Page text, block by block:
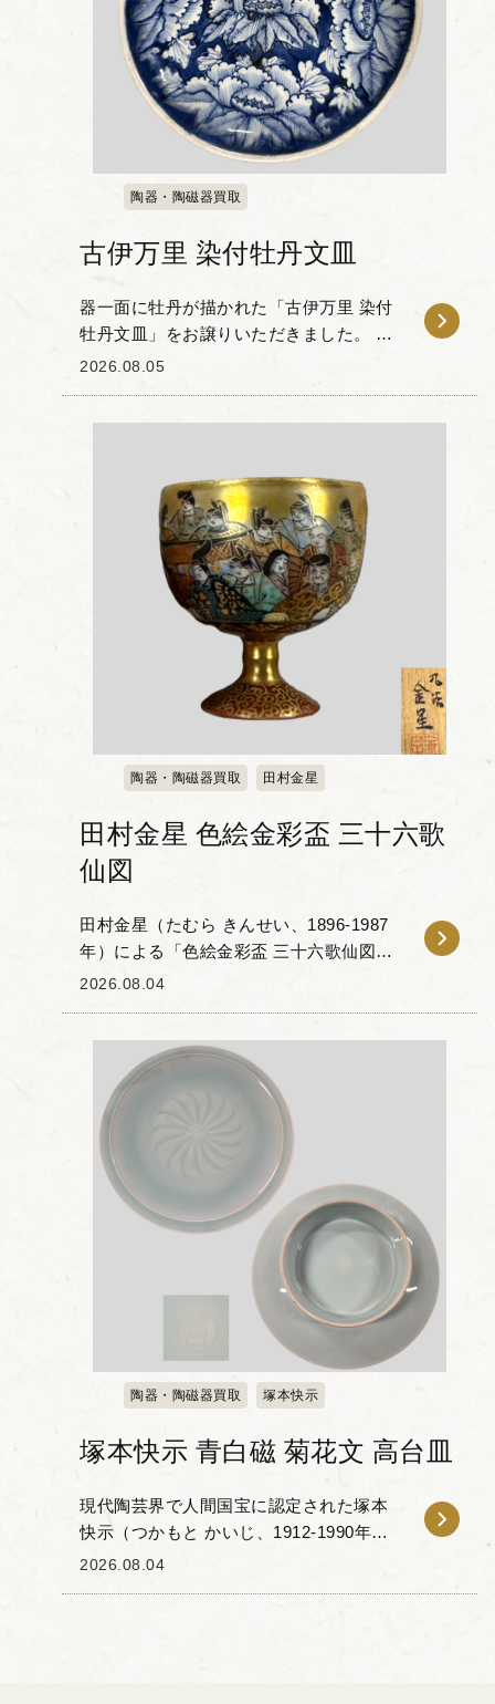
陶器・陶磁器買取
古伊万里 染付牡丹文皿
器一面に牡丹が描かれた「古伊万里 染付
牡丹文皿」をお譲りいただきました。 藍
色の濃淡を用いて表現されたこの皿は、
2026.08.05
陶器・陶磁器買取 田村金星
田村金星 色絵金彩盃 三十六歌
仙図
田村金星（たむら きんせい、1896-1987
年）による「色絵金彩盃 三十六歌仙図」
をお譲りいただきました。本作は、平安
2026.08.04
陶器・陶磁器買取 塚本快示
塚本快示 青白磁 菊花文 高台皿
現代陶芸界で人間国宝に認定された塚本
快示（つかもと かいじ、1912-1990年）
の「青白磁 菊花文 高台皿」をお譲りいた
2026.08.04